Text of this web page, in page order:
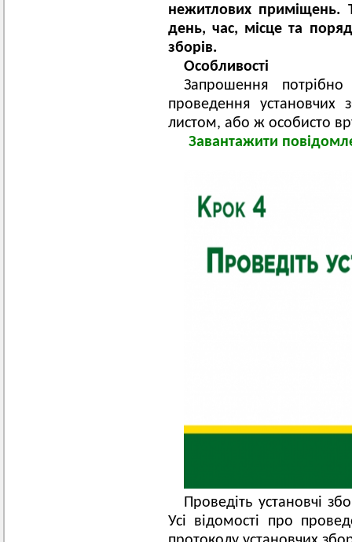
нежитлових приміщень.
день, час, місце та
зборів.
Особливості
Запрошення
проведення установчих
листом, або ж особисто
Завантажити
Проведіть установчі
Усі відомості про